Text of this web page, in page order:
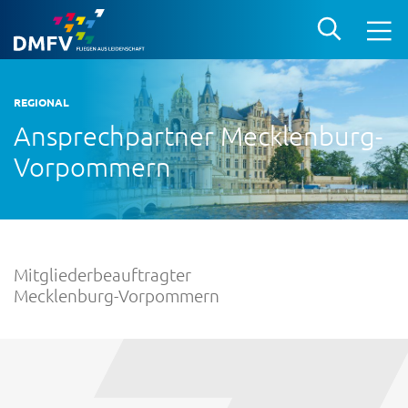
REGIONAL
Ansprechpartner Mecklenburg-
Vorpommern
Mitgliederbeauftragter
Mecklenburg-Vorpommern